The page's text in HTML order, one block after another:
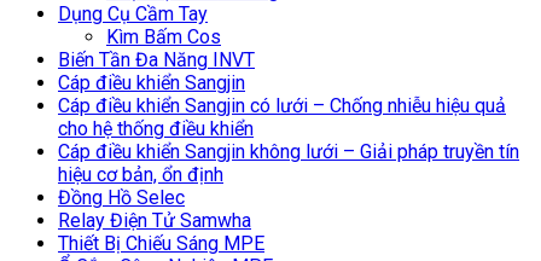
Dụng Cụ Cầm Tay
Kìm Bấm Cos
Biến Tần Đa Năng INVT
Cáp điều khiển Sangjin
Cáp điều khiển Sangjin có lưới – Chống nhiễu hiệu quả
cho hệ thống điều khiển
Cáp điều khiển Sangjin không lưới – Giải pháp truyền tín
hiệu cơ bản, ổn định
Đồng Hồ Selec
Relay Điện Tử Samwha
Thiết Bị Chiếu Sáng MPE